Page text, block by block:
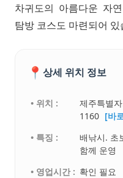
차귀도의 아름다운 자
탐방 코스도 마련되어 있
📍 상세 위치 정보
• 위치 :
제주특별
1160 [바
• 특징 :
배낚시. 초
함께 운영
• 영업시간 : 확인 필요